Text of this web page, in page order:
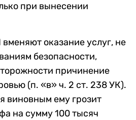
при вынесении
оказание услуг, не
безопасности,
причинение
(п. «в» ч. 2 ст. 238 УК).
виновным ему грозит
на сумму 100 тысяч